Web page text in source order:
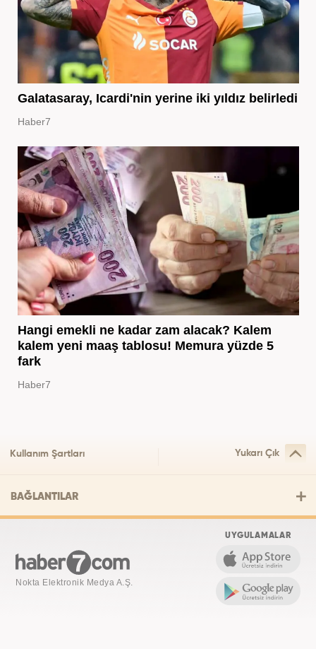
Galatasaray, Icardi'nin yerine iki yıldız belirledi
Haber7
Hangi emekli ne kadar zam alacak? Kalem
kalem yeni maaş tablosu! Memura yüzde 5
fark
Haber7
Kullanım Şartları Yukarı Çık
BAĞLANTILAR
Nokta Elektronik Medya A.Ş.
UYGULAMALAR